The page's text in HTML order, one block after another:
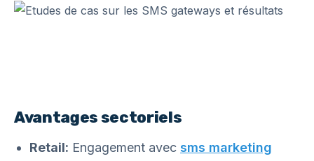
Avantages sectoriels
Retail: Engagement avec sms marketing